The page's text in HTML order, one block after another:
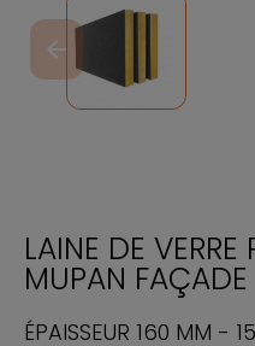
arrow_back
LAINE DE VERRE
MUPAN FAÇADE
ÉPAISSEUR 160 MM -